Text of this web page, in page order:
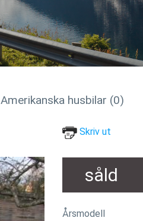
Amerikanska husbilar (0)
Skriv ut
såld
Årsmodell